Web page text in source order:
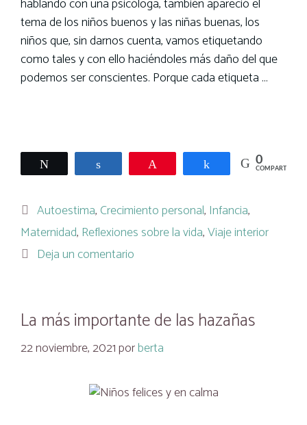
hablando con una psicóloga, también apareció el
tema de los niños buenos y las niñas buenas, los
niños que, sin darnos cuenta, vamos etiquetando
como tales y con ello haciéndoles más daño del que
podemos ser conscientes. Porque cada etiqueta …
Compartir Compartir
0
COMPARTIR
Categorías
Autoestima, Crecimiento personal, Infancia,
Maternidad, Reflexiones sobre la vida,Viaje interior
Deja un comentario
La más importante de las hazañas
22 noviembre, 2021porberta